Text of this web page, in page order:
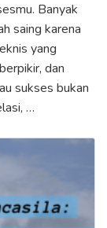
Banyak
saing karena
yang
dan
sukses bukan
…